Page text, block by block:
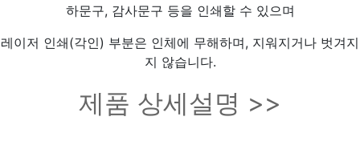
하문구, 감사문구 등을 인쇄할 수 있으며
레이저 인쇄(각인) 부분은 인체에 무해하며, 지워지거나 벗겨지
지 않습니다.
제품 상세설명 >>